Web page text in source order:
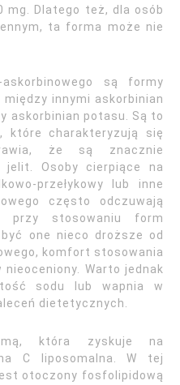
mg. Dlatego też, dla osób
ta forma może nie
są formy
innymi askorbinian
askorbinian potasu. Są to
które charakteryzują się
że są znacznie
jelit. Osoby cierpiące na
przełykowy lub inne
często odczuwają
przy stosowaniu form
one nieco droższe od
komfort stosowania
Warto jednak
sodu lub wapnia w
dietetycznych.
która zyskuje na
C liposomalna. W tej
otoczony fosfolipidową